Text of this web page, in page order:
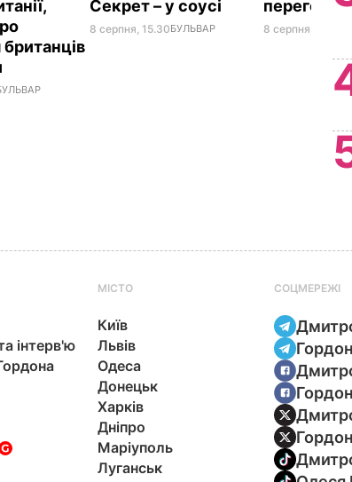
Секрет – у соусі
8 серпня, 15.30БУЛЬВАР 8 серпня, 10.25
інтерв'ю
МІСТО
Київ
Львів
Одеса
Донецьк
Харків
Дніпро
Маріуполь
Луганськ
СОЦМЕРЕЖІ
Гордон
Гордон
Гордон